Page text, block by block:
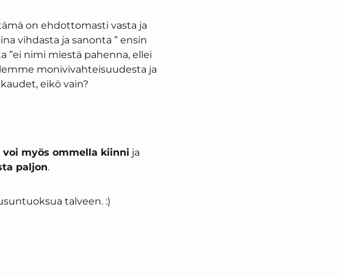
on ehdottomasti vasta ja
vihdasta ja sanonta ” ensin
”ei nimi miestä pahenna, ellei
monivivahteisuudesta ja
eikö vain?
myös ommella kiinni ja
paljon.
talveen. :)